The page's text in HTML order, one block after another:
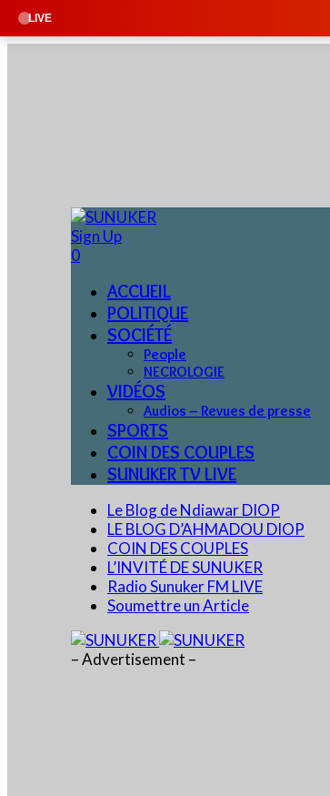
LIVE
Sign Up
0
ACCUEIL
POLITIQUE
SOCIÉTÉ
People
NECROLOGIE
VIDÉOS
Audios – Revues de presse
SPORTS
COIN DES COUPLES
SUNUKER TV LIVE
Le Blog de Ndiawar DIOP
LE BLOG D’AHMADOU DIOP
COIN DES COUPLES
L’INVITÉ DE SUNUKER
Radio Sunuker FM LIVE
Soumettre un Article
– Advertisement –